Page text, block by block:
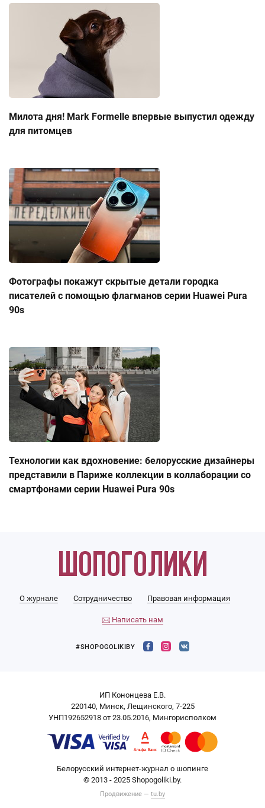
Милота дня! Mark Formelle впервые выпустил одежду
для питомцев
Фотографы покажут скрытые детали городка
писателей с помощью флагманов серии Huawei Pura
90s
Технологии как вдохновение: белорусские дизайнеры
представили в Париже коллекции в коллаборации со
смартфонами серии Huawei Pura 90s
О журнале Сотрудничество Правовая информация
Написать нам
#SHOPOGOLIKIBY
ИП Кононцева Е.В.
220140, Минск, Лещинского, 7-225
УНП192652918 от 23.05.2016, Мингорисполком
Белорусский интернет-журнал о шопинге
© 2013 - 2025 Shopogoliki.by.
Продвижение — tu.by